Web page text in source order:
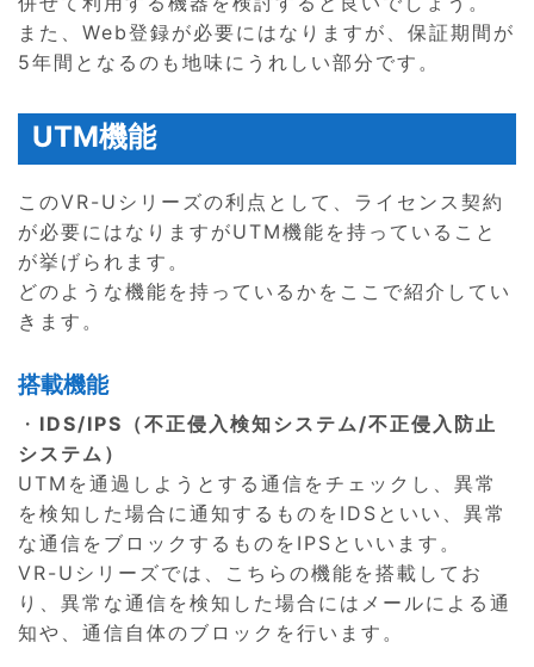
また、Web登録が必要にはなりますが、保証期間が
5年間となるのも地味にうれしい部分です。
UTM機能
このVR-Uシリーズの利点として、ライセンス契約
が必要にはなりますがUTM機能を持っていること
が挙げられます。
どのような機能を持っているかをここで紹介してい
きます。
搭載機能
・ IDS/IPS（不正侵入検知システム/不正侵入防止
システム）
UTMを通過しようとする通信をチェックし、異常
を検知した場合に通知するものをIDSといい、異常
な通信をブロックするものをIPSといいます。
VR-Uシリーズでは、こちらの機能を搭載してお
り、異常な通信を検知した場合にはメールによる通
知や、通信自体のブロックを行います。